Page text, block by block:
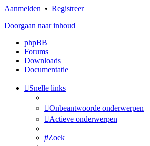
Aanmelden • Registreer
Doorgaan naar inhoud
phpBB
Forums
Downloads
Documentatie
Snelle links
Onbeantwoorde onderwerpen
Actieve onderwerpen
Zoek